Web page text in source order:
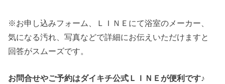
※お申し込みフォーム、ＬＩＮＥにて浴室のメーカー、
気になる汚れ、写真などで詳細にお伝えいただけますと
回答がスムーズです。
お問合せやご予約はダイキチ公式ＬＩＮＥが便利です♪